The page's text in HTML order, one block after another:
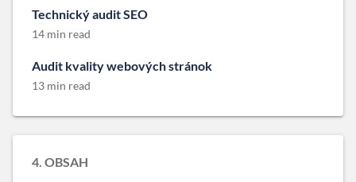
Technický audit SEO
14 min read
Audit kvality webových stránok
13 min read
4. OBSAH